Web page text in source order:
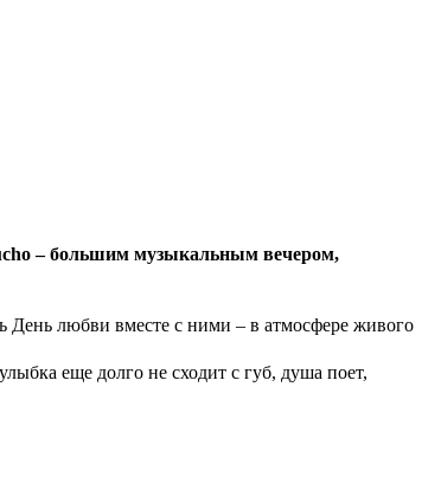
– большим музыкальным вечером,
День любви вместе с ними – в атмосфере живого
еще долго не сходит с губ, душа поет,